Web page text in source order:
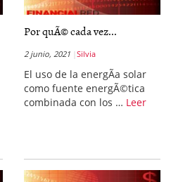
Por quÃ© cada vez...
2 junio, 2021 Silvia
El uso de la energÃ­a solar
como fuente energÃ©tica
combinada con los … Leer